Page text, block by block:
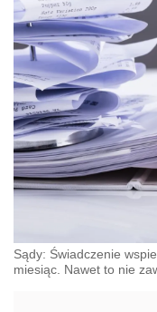
Sądy: Świadczenie
miesiąc. Nawet to nie